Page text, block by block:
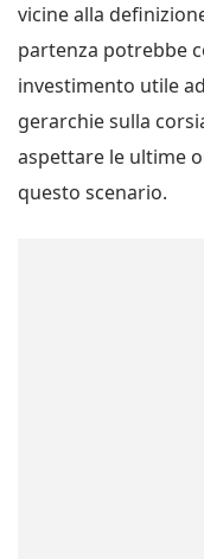
vicine alla
partenza potrebbe
investimento utile
gerarchie sulla
aspettare le ultime
questo scenario.